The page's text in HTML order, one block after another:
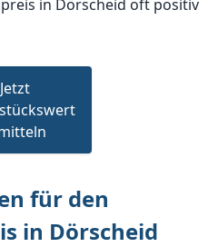
in Dörscheid oft positiv
Jetzt
für den
in Dörscheid